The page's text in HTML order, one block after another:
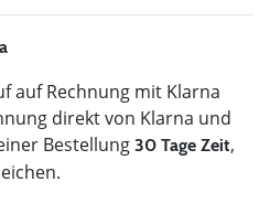
auf Rechnung mit Klarna
direkt von Klarna und
Bestellung 30 Tage Zeit,